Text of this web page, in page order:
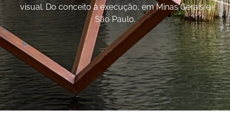
visual. Do conceito à execução, em Minas Gerais e
São Paulo.